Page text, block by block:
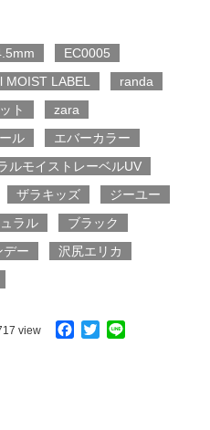
EC0005
MOIST LABEL
randa
ト
zara
ル
エバーカラー
ルモイストレーベルUV
ザラキッズ
ジーユー
ラル
ブラック
デー
沢尻エリカ
view Facebook
Twitter